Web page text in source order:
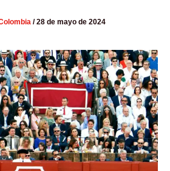
/28 de mayo de 2024